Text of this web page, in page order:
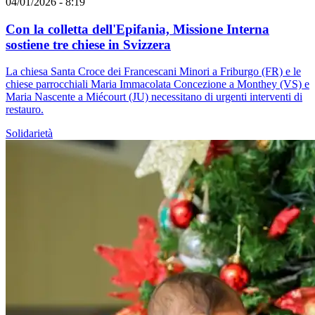
Con la colletta dell'Epifania, Missione Interna
sostiene tre chiese in Svizzera
La chiesa Santa Croce dei Francescani Minori a Friburgo (FR) e le
chiese parrocchiali Maria Immacolata Concezione a Monthey (VS) e
Maria Nascente a Miécourt (JU) necessitano di urgenti interventi di
restauro.
Solidarietà